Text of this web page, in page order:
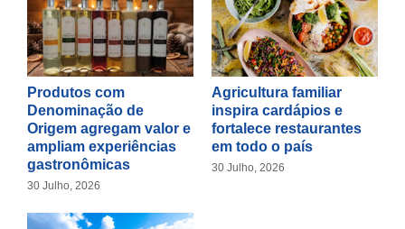
Produtos com
Denominação de
Origem agregam valor e
ampliam experiências
gastronômicas
30 Julho, 2026
Agricultura familiar
inspira cardápios e
fortalece restaurantes
em todo o país
30 Julho, 2026